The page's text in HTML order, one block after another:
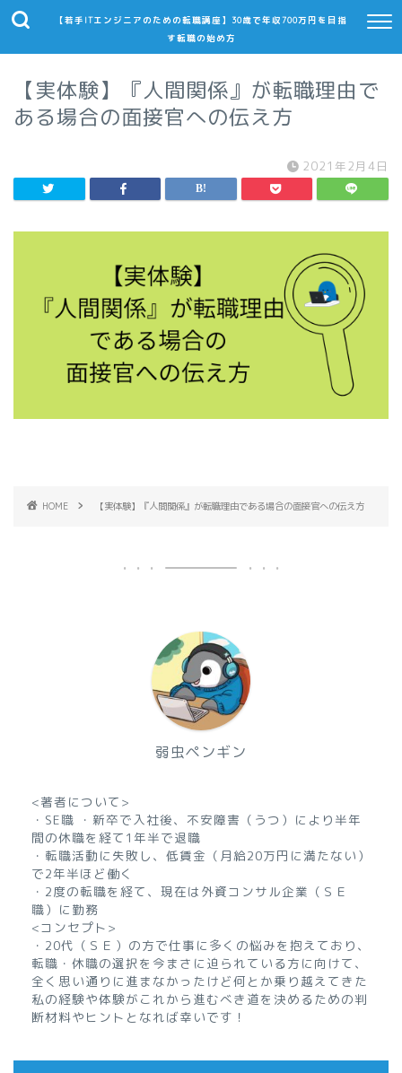
【若手ITエンジニアのための転職講座】30歳で年収700万円を目指
す転職の始め方
【実体験】『人間関係』が転職理由で
ある場合の面接官への伝え方
2021年2月4日
HOME 【実体験】『人間関係』が転職理由である場合の面接官への伝え方
弱虫ペンギン
<著者について>
・SE職 ・新卒で入社後、不安障害（うつ）により半年
間の休職を経て1年半で退職
・転職活動に失敗し、低賃金（月給20万円に満たない）
で2年半ほど働く
・2度の転職を経て、現在は外資コンサル企業（ＳＥ
職）に勤務
<コンセプト>
・20代（ＳＥ）の方で仕事に多くの悩みを抱えており、
転職・休職の選択を今まさに迫られている方に向けて、
全く思い通りに進まなかったけど何とか乗り越えてきた
私の経験や体験がこれから進むべき道を決めるための判
断材料やヒントとなれば幸いです！